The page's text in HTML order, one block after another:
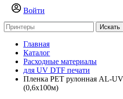
Войти
Искать
Главная
Каталог
Расходные материалы
для UV DTF печати
Пленка PET рулонная AL-
(0,6х100м)